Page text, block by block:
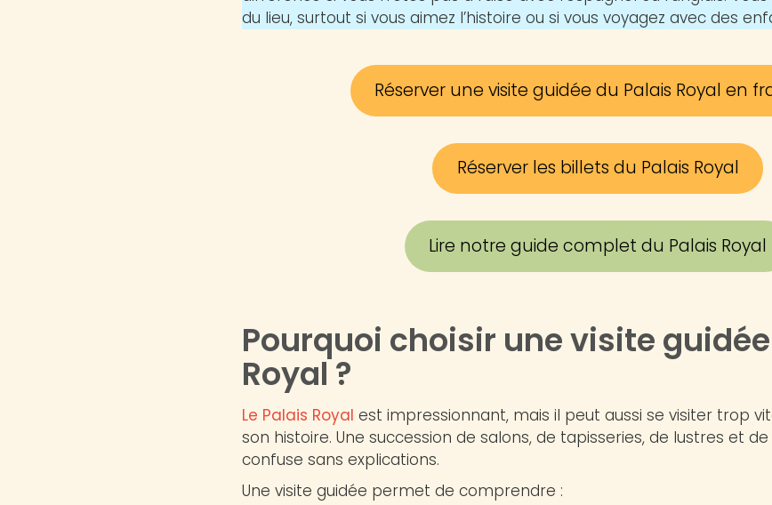
du lieu, surtout si vous aimez l’histoire ou si vous voyagez avec des
Réserver une visite guidée du Palais Royal en
Réserver les billets du Palais Royal
Lire notre guide complet du Palais Royal
Pourquoi choisir une visite
Royal ?
Le Palais Royal est impressionnant, mais il peut aussi se visiter trop
son histoire. Une succession de salons, de tapisseries, de lustres et
confuse sans explications.
Une visite guidée permet de comprendre :